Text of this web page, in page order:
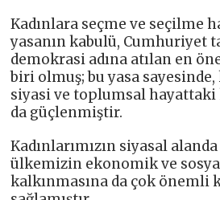
Kadınlara seçme ve seçilme
yasanın kabulü, Cumhuriyet
demokrasi adına atılan en
biri olmuş; bu yasa sayesinde,
siyasi ve toplumsal hayattaki
da güçlenmiştir.
Kadınlarımızın siyasal
ülkemizin ekonomik ve
kalkınmasına da çok önemli